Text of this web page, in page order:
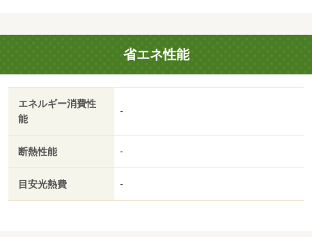
ン／浴室乾燥機／オートロック／室内洗濯置／シューズボ
ックス／システムキッチン／追焚機能浴室／温水洗浄便座
／洗面所独立／２口コンロ／駐輪場／宅配ボックス／即入
居可／敷金不要／対面式キッチン／防犯カメラ／ＩＨクッ
キングヒーター／照明付／ウォークインクロゼット／保証
人不要／ネット使用料不要／ＴＶ付浴室／複層ガラス／浴
リティ会社加入済／プロパンガス／ＢＳ／保証会社利用可
／東海学園前駅（その他）まで３４００ｍ/賃貸戸数:21戸
省エネ性能
エネルギー消費性
能
-
断熱性能 -
目安光熱費 -